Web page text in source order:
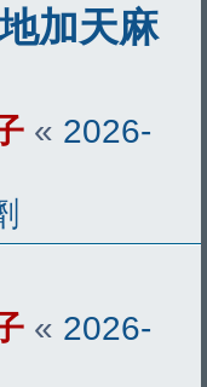
加天麻
« 2026-
« 2026-